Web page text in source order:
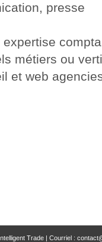
presse
métiers ou
et web
Trade | Courriel :